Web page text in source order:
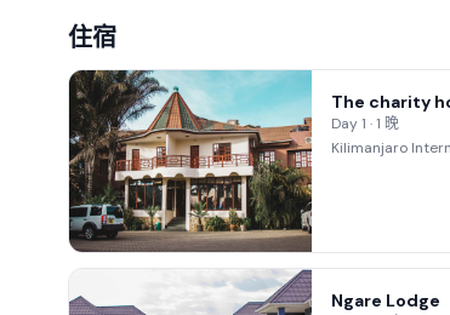
住宿
The charity
Day 1 · 1 晚
Kilimanjaro
Ngare Lodge